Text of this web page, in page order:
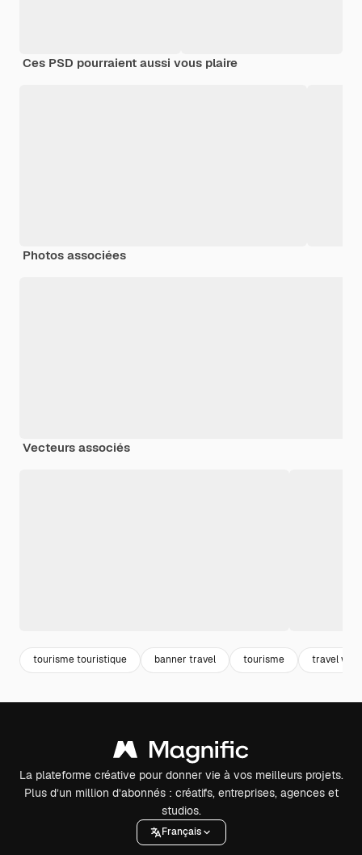
Ces PSD pourraient aussi vous plaire
Photos associées
Vecteurs associés
tourisme touristique banner travel tourisme travel
La plateforme créative pour donner vie à vos meilleurs projets.
Plus d’un million d’abonnés : créatifs, entreprises, agences et
studios.
Français